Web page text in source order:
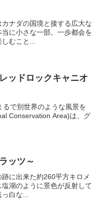
ナダの国境と接する広大な
に小さな一部。一歩都会を
むこと...
ッドロックキャニオ
で別世界のような風景を
Conservation Area)は、グ
ッツ～
に出来た約260平方キロメ
湖のように景色が反射して
白な...